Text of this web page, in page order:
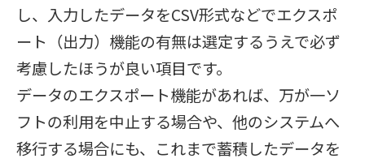
し、入力したデータをCSV形式などでエクスポ
ート（出力）機能の有無は選定するうえで必ず
考慮したほうが良い項目です。
データのエクスポート機能があれば、万が一ソ
フトの利用を中止する場合や、他のシステムへ
移行する場合にも、これまで蓄積したデータを